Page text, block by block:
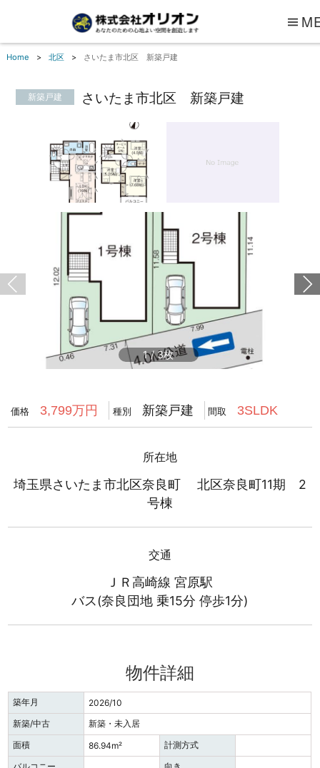
Home 北区 さいたま市北区 新築戸建
新築戸建 さいたま市北区 新築戸建
1/3
価格 3,799万円 種別 新築戸建 間取 3SLDK
所在地
埼玉県さいたま市北区奈良町 北区奈良町11期 2
号棟
交通
ＪＲ高崎線 宮原駅
バス(奈良団地 乗15分 停歩1分)
物件詳細
築年月
2026/10
新築/中古
新築・未入居
面積
86.94m²
計測方式